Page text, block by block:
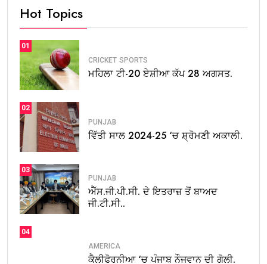
Hot Topics
01
CRICKET SPORTS
ਮਹਿਲਾ ਟੀ-20 ਏਸ਼ੀਆ ਕੱਪ 28 ਅਗਸਤ.
02
PUNJAB
ਵਿੱਤੀ ਸਾਲ 2024-25 ‘ਚ ਸ਼੍ਰੋਮਣੀ ਅਕਾਲੀ.
03
PUNJAB
ਐੱਸ.ਜੀ.ਪੀ.ਸੀ. ਦੇ ਇਤਰਾਜ਼ ਤੋਂ ਬਾਅਦ
ਜੀ.ਟੀ.ਸੀ..
04
AMERICA
ਕੈਲੀਫੋਰਨੀਆ ‘ਚ ਪੰਜਾਬ ਨੌਜਵਾਨ ਦੀ ਗੋਲੀ.